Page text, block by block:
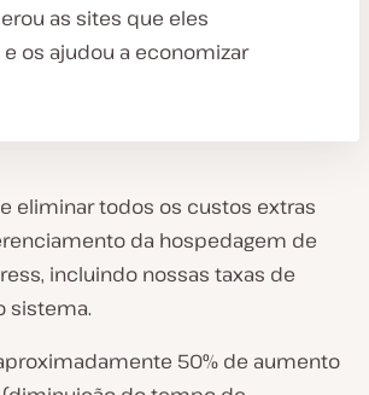
as sites que eles
os ajudou a economizar
eliminar todos os custos extras
da hospedagem de
incluindo nossas taxas de
sistema.
50% de aumento